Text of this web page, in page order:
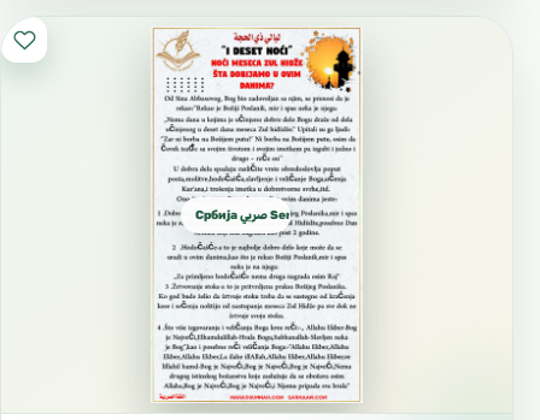
Србија صربي Serbian